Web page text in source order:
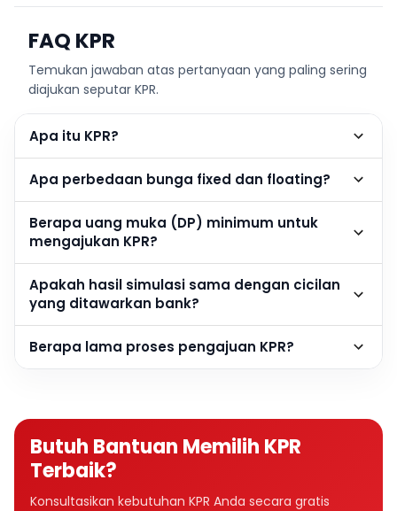
FAQ KPR
Temukan jawaban atas pertanyaan yang paling sering
diajukan seputar KPR.
Apa itu KPR?
Apa perbedaan bunga fixed dan floating?
Berapa uang muka (DP) minimum untuk
mengajukan KPR?
Apakah hasil simulasi sama dengan cicilan
yang ditawarkan bank?
Berapa lama proses pengajuan KPR?
Butuh Bantuan Memilih KPR
Terbaik?
Konsultasikan kebutuhan KPR Anda secara gratis